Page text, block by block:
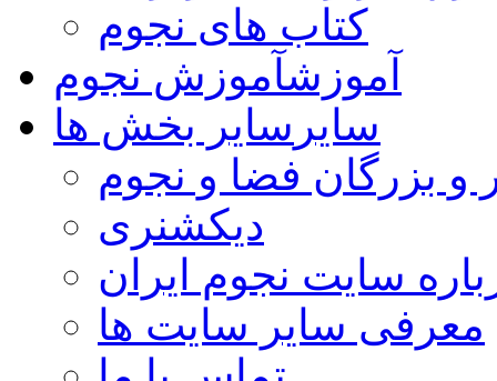
کتاب های نجوم
آموزشآموزش نجوم
سایر سایر بخش ها
و بزرگان فضا و نجوم
دیکشنری
سایت نجوم ایران
معرفی سایر سایت ها